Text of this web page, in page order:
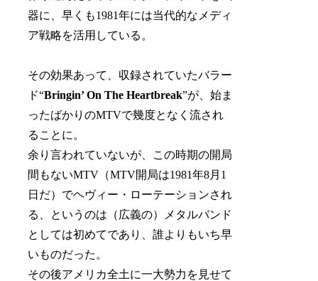
器に、早くも1981年には当代的なメディ
ア戦略を活用している。
その効果あって、収録されていたバラー
ド“Bringin’ On The Heartbreak”が、始ま
ったばかりのMTVで幾度となく流され
ることに。
余り言われていないが、この時期の開局
間もないMTV（MTV開局は1981年8月1
日だ）でヘヴィー・ローテーションされ
る、というのは（広義の）メタルバンド
としては初めてであり、誰よりもいち早
いものだった。
その後アメリカ全土に一大勢力を見せて